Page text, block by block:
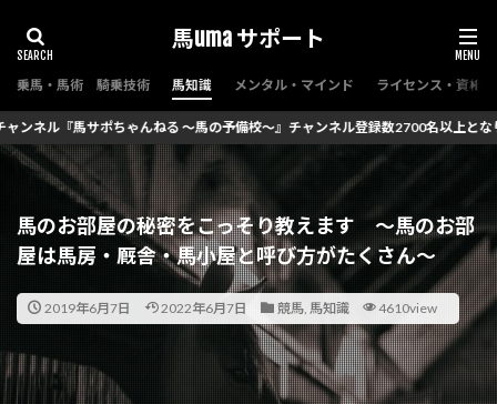
馬uma サポート
乗馬・馬術 騎乗技術 馬知識 メンタル・マインド ライセンス・資格
チャンネル登録数2700名以上となりました！！いつもありがとうございます
馬のお部屋の秘密をこっそり教えます ～馬のお部
屋は馬房・厩舎・馬小屋と呼び方がたくさん～
2019年6月7日 2022年6月7日 競馬, 馬知識 4610view